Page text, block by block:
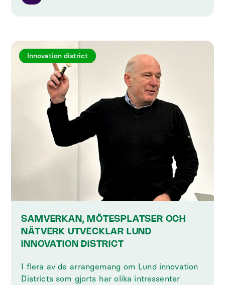
Innovation district
SAMVERKAN, MÖTESPLATSER OCH
NÄTVERK UTVECKLAR LUND
INNOVATION DISTRICT
I flera av de arrangemang om Lund innovation
Districts som gjorts har olika intressenter